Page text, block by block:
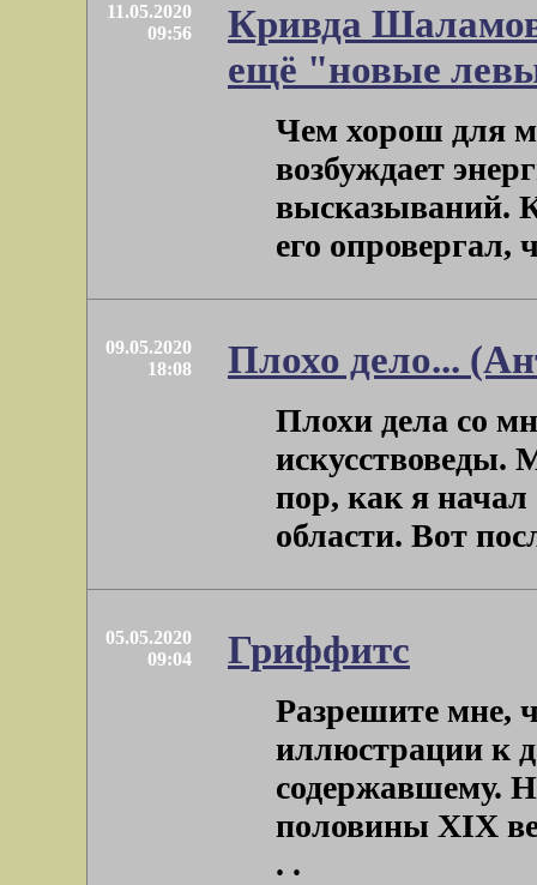
11.05.2020
09:56
Кривда
ещё "новые
Чем хорош для
возбуждает
высказываний.
его опровергал,
09.05.2020
18:08
Плохо дело...
Плохи дела со
искусствоведы.
пор, как я начал
области. Вот
05.05.2020
09:04
Гриффитс
Разрешите мне,
иллюстрации к
содержавшему.
половины XIX
. .